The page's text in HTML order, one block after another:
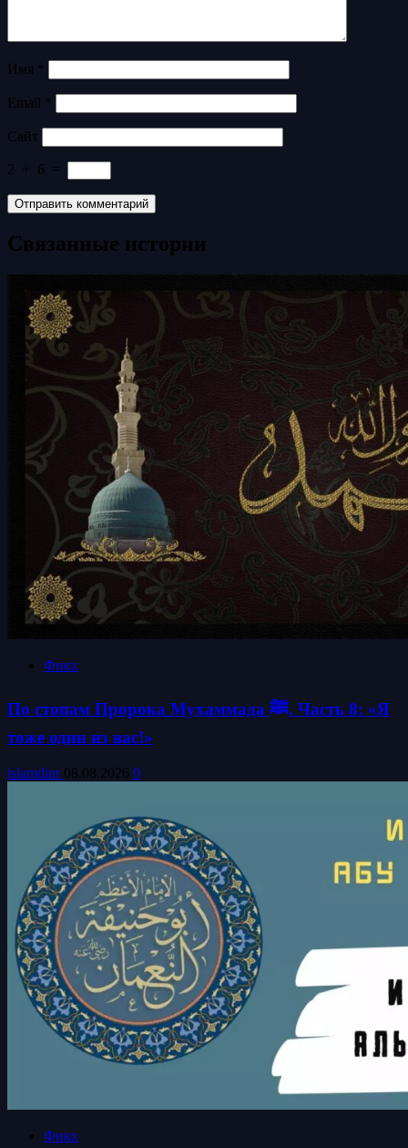
Имя
Email
Сайт
2 + 6 =
Связанные истории
Фикх
По стопам Пророка Мухаммада ﷺ. Часть 8: «Я
тоже один из вас!»
islamdinr 08.08.2026 0
Фикх